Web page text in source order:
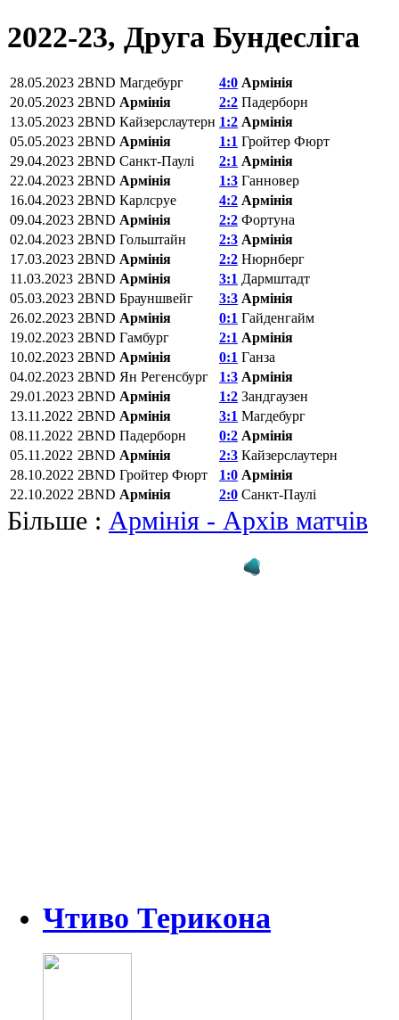
2022-23, Друга Бундесліга
28.05.2023 2BND Магдебург 4:0 Армінія
20.05.2023 2BND Армінія 2:2 Падерборн
13.05.2023 2BND Кайзерслаутерн 1:2 Армінія
05.05.2023 2BND Армінія 1:1 Гройтер Фюрт
29.04.2023 2BND Санкт-Паулі 2:1 Армінія
22.04.2023 2BND Армінія 1:3 Ганновер
16.04.2023 2BND Карлсруе 4:2 Армінія
09.04.2023 2BND Армінія 2:2 Фортуна
02.04.2023 2BND Гольштайн 2:3 Армінія
17.03.2023 2BND Армінія 2:2 Нюрнберг
11.03.2023 2BND Армінія 3:1 Дармштадт
05.03.2023 2BND Брауншвейг 3:3 Армінія
26.02.2023 2BND Армінія 0:1 Гайденгайм
19.02.2023 2BND Гамбург 2:1 Армінія
10.02.2023 2BND Армінія 0:1 Ганза
04.02.2023 2BND Ян Регенсбург 1:3 Армінія
29.01.2023 2BND Армінія 1:2 Зандгаузен
13.11.2022 2BND Армінія 3:1 Магдебург
08.11.2022 2BND Падерборн 0:2 Армінія
05.11.2022 2BND Армінія 2:3 Кайзерслаутерн
28.10.2022 2BND Гройтер Фюрт 1:0 Армінія
22.10.2022 2BND Армінія 2:0 Санкт-Паулі
Більше : Армінія - Архів матчів
Чтиво Терикона